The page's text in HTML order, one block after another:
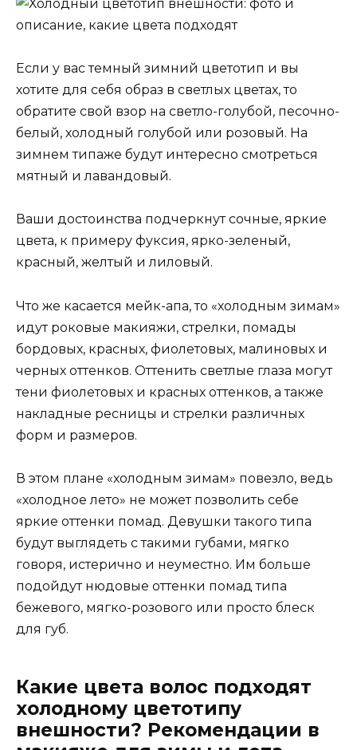
Если у вас темный зимний цветотип и вы
хотите для себя образ в светлых цветах, то
обратите свой взор на светло-голубой, песочно-
белый, холодный голубой или розовый. На
зимнем типаже будут интересно смотреться
мятный и лавандовый.
Ваши достоинства подчеркнут сочные, яркие
цвета, к примеру фуксия, ярко-зеленый,
красный, желтый и лиловый.
Что же касается мейк-апа, то «холодным зимам»
идут роковые макияжи, стрелки, помады
бордовых, красных, фиолетовых, малиновых и
черных оттенков. Оттенить светлые глаза могут
тени фиолетовых и красных оттенков, а также
накладные ресницы и стрелки различных
форм и размеров.
В этом плане «холодным зимам» повезло, ведь
«холодное лето» не может позволить себе
яркие оттенки помад. Девушки такого типа
будут выглядеть с такими губами, мягко
говоря, истерично и неуместно. Им больше
подойдут нюдовые оттенки помад типа
бежевого, мягко-розового или просто блеск
для губ.
Какие цвета волос подходят
холодному цветотипу
внешности? Рекомендации в